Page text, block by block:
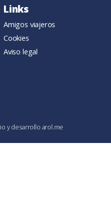
Links
Amigos viajeros
Cookies
Aviso legal
y desarrollo arol.me